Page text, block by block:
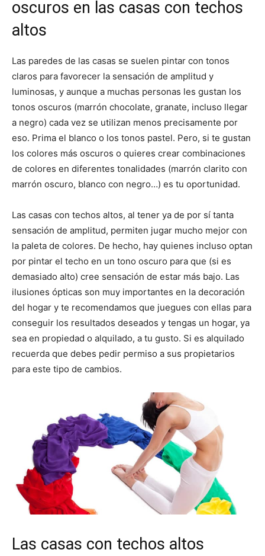
oscuros en las casas con techos
altos
Las paredes de las casas se suelen pintar con tonos
claros para favorecer la sensación de amplitud y
luminosas, y aunque a muchas personas les gustan los
tonos oscuros (marrón chocolate, granate, incluso llegar
a negro) cada vez se utilizan menos precisamente por
eso. Prima el blanco o los tonos pastel. Pero, si te gustan
los colores más oscuros o quieres crear combinaciones
de colores en diferentes tonalidades (marrón clarito con
marrón oscuro, blanco con negro…) es tu oportunidad.
Las casas con techos altos, al tener ya de por sí tanta
sensación de amplitud, permiten jugar mucho mejor con
la paleta de colores. De hecho, hay quienes incluso optan
por pintar el techo en un tono oscuro para que (si es
demasiado alto) cree sensación de estar más bajo. Las
ilusiones ópticas son muy importantes en la decoración
del hogar y te recomendamos que juegues con ellas para
conseguir los resultados deseados y tengas un hogar, ya
sea en propiedad o alquilado, a tu gusto. Si es alquilado
recuerda que debes pedir permiso a sus propietarios
para este tipo de cambios.
Las casas con techos altos